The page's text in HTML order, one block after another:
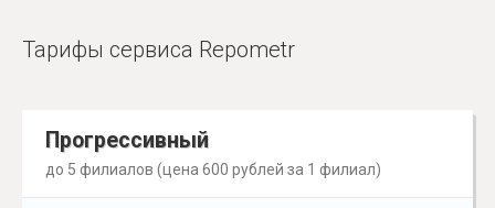
Тарифы сервиса Repometr
Прогрессивный
до 5 филиалов (цена 600 рублей за 1 филиал)